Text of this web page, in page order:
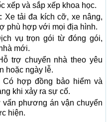
xếp và sắp xếp khoa học.
Xe tải đa kích cỡ, xe nâng,
phù hợp với mọi địa hình.
vụ trọn gói từ đóng gói,
mới.
trợ chuyển nhà theo yêu
hoặc ngày lễ.
Có hợp đồng bảo hiểm và
khi xảy ra sự cố.
vấn phương án vận chuyển
hiện.